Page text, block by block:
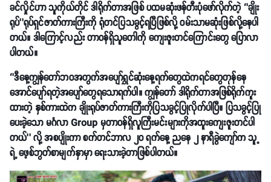
ခင်လှိုင်ဟာ သူကိုယ်တိုင် ဒါရိုက်တာအဖြစ် ပထမဆုံးဖန်တီးပုံဖော်လိုက်တဲ့ ‘’ချိုး
ရုပ်’’ရုပ်ရှင်ဇာတ်ကားကြီးကို ရုံတင်ပြသခွင့်ရပြီဖြစ်လို့ ဝမ်းသာမဆုံးဖြစ်လို့နေပါ
တယ်။ ဒါကြောင့်လည်း တာဝန်ရှိသူတေါကို ကျေးဇူးတင်ကြောင်းတွေ ပြောလာ
ပါတယ်။
‘’ဒီနေ့ကျွန်တော်ဘဝအတွက်အပျော်ရွှင်ဆုံးနေ့ရက်တွေထဲကရင်တွေတုန်နေ
အောင်ပျော်ရတဲ့အပျော်တွေရသောရက်ပါ။ ကျွန်တော် ဒါရိုက်တာအဖြစ်ရိုက်ကူး
ထားတဲ့ နှစ်ကားထဲက ချိုးရုပ်ဇာတ်ကားကြီးကိုပြသခွင့်ပြုလိုက်ပါပြီ။ ပြသခွင့်ပြု
ပေးခဲ့သော မင်္ဂလာ Group မှတာဝန်ရှိလူကြီးမင်းများကိုအထူးကျေးဇူးတင်ပါ
တယ်’’ လို့ အစပျိုးကာ စက်တင်ဘာလ ၂၀ ရက်နေ့ ညနေ ၂ နာရီခွဲကျော်က သူ့
ရဲ့ ဖေ့စ်ဘွတ်စာမျက်နှာမှာ ရေးသားခဲ့တာဖြစ်ပါတယ်။